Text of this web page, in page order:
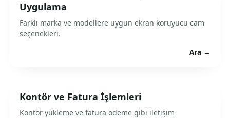
Uygulama
Farklı marka ve modellere uygun ekran koruyucu cam
seçenekleri.
Ara →
Kontör ve Fatura İşlemleri
Kontör yükleme ve fatura ödeme gibi iletişim